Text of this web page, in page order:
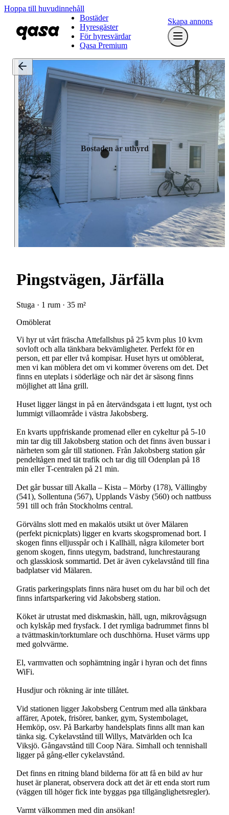
Hoppa till huvudinnehåll
Bostäder
Hyresgäster
För hyresvärdar
Qasa Premium
Skapa annons
Bostaden är uthyrd
Pingstvägen, Järfälla
Stuga · 1 rum · 35 m²
Omöblerat
Vi hyr ut vårt fräscha Attefallshus på 25 kvm plus 10 kvm
sovloft och alla tänkbara bekvämligheter. Perfekt för en
person, ett par eller två kompisar. Huset hyrs ut omöblerat,
men vi kan möblera det om vi kommer överens om det. Det
finns en uteplats i söderläge och när det är säsong finns
möjlighet att låna grill.
Huset ligger längst in på en återvändsgata i ett lugnt, tyst och
lummigt villaområde i västra Jakobsberg.
En kvarts uppfriskande promenad eller en cykeltur på 5-10
min tar dig till Jakobsberg station och det finns även bussar i
närheten som går till stationen. Från Jakobsberg station går
pendeltågen med tät trafik och tar dig till Odenplan på 18
min eller T-centralen på 21 min.
Det går bussar till Akalla – Kista – Mörby (178), Vällingby
(541), Sollentuna (567), Upplands Väsby (560) och nattbuss
591 till och från Stockholms central.
Görvälns slott med en makalös utsikt ut över Mälaren
(perfekt picnicplats) ligger en kvarts skogspromenad bort. I
skogen finns elljusspår och i Kallhäll, några kilometer bort
genom skogen, finns utegym, badstrand, lunchrestaurang
och glasskiosk sommartid. Det är även cykelavstånd till fina
badplatser vid Mälaren.
Gratis parkeringsplats finns nära huset om du har bil och det
finns infartsparkering vid Jakobsberg station.
Köket är utrustat med diskmaskin, häll, ugn, mikrovågsugn
och kylskåp med frysfack. I det rymliga badrummet finns bl
a tvättmaskin/torktumlare och duschhörna. Huset värms upp
med golvvärme.
El, varmvatten och sophämtning ingår i hyran och det finns
WiFi.
Husdjur och rökning är inte tillåtet.
Vid stationen ligger Jakobsberg Centrum med alla tänkbara
affärer, Apotek, frisörer, banker, gym, Systembolaget,
Hemköp, osv. På Barkarby handelsplats finns allt man kan
tänka sig. Cykelavstånd till Willys, Matvärlden och Ica
Viksjö. Gångavstånd till Coop Nära. Simhall och tennishall
ligger på gång-eller cykelavstånd.
Det finns en ritning bland bilderna för att få en bild av hur
huset är planerat, observera dock att det är ett enda stort rum
(väggen till höger fick inte byggas pga tillgänglighetsregler).
Varmt välkommen med din ansökan!